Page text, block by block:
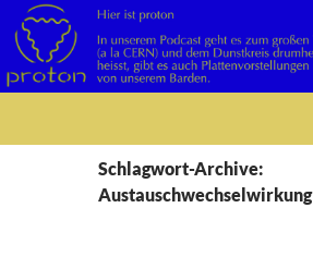
Schlagwort-Archive:
Austauschwechselwirkung